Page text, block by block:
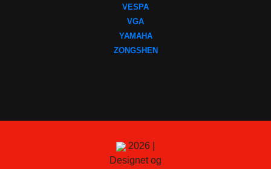
VESPA
VGA
YAMAHA
ZONGSHEN
2026 |
Designet og